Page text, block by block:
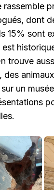
rassemble
dont
15% sont
trouve
des
un